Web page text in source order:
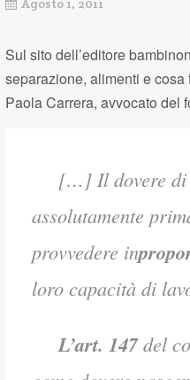
Agosto 1, 2011
Sul sito dell’editore
separazione, alimenti e
Paola Carrera, avvocato del
[…] Il dovere
assolutamente
provvedere in
loro capacità di
L’art. 147del